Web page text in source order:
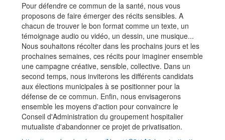
Pour défendre ce commun de la santé, nous vous
proposons de faire émerger des récits sensibles. A
chacun de trouver le bon format comme un texte, un
témoignage audio ou vidéo, un dessin, une musique...
Nous souhaitons récolter dans les prochains jours et les
prochaines semaines, ces récits pour imaginer ensemble
une campagne créative, sensible, collective. Dans un
second temps, nous inviterons les différents candidats
aux élections municipales à se positionner pour la
défense de ce commun. Enfin, nous envisagerons
ensemble les moyens d'action pour convaincre le
Conseil d'Administration du groupement hospitalier
mutualiste d'abandonner ce projet de privatisation.